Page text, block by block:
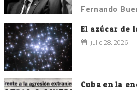
Fernando
El azúcar de
julio 28, 2026
Cuba en la